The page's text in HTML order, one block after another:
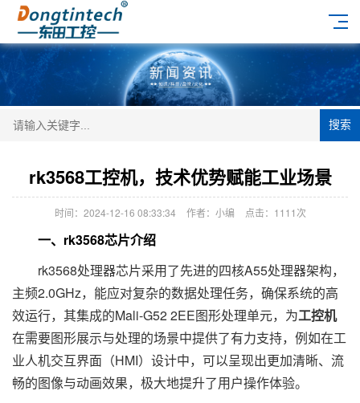
搜索
rk3568工控机，技术优势赋能工业场景
时间：2024-12-16 08:33:34 作者：小编 点击： 1111次
一、rk3568芯片介绍
rk3568处理器芯片采用了先进的四核A55处理器架构，
主频2.0GHz，能应对复杂的数据处理任务，确保系统的高
效运行，其集成的Mali-G52 2EE图形处理单元，为工控机
在需要图形展示与处理的场景中提供了有力支持，例如在工
业人机交互界面（HMI）设计中，可以呈现出更加清晰、流
畅的图像与动画效果，极大地提升了用户操作体验。